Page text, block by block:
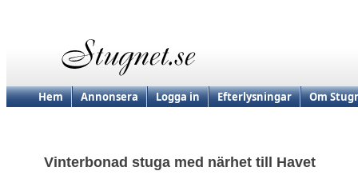
Hem Annonsera Logga in Efterlysningar Om
Vinterbonad stuga med närhet till Havet